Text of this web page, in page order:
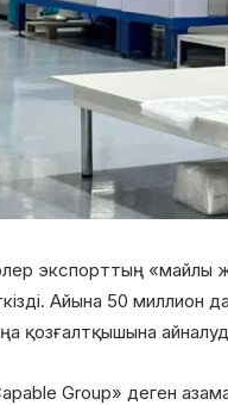
экспорттың «майлы
Айына 50 миллион
қозғалтқышына
Group» деген